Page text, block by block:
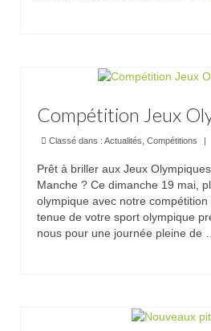
Compétition Jeux
Classé dans : Actualités Compétitions |
Prêt à briller aux Jeux
Manche ? Ce dimanche 19 mai,
olympique avec notre compétition
tenue de votre sport olympique
nous pour une journée pleine de